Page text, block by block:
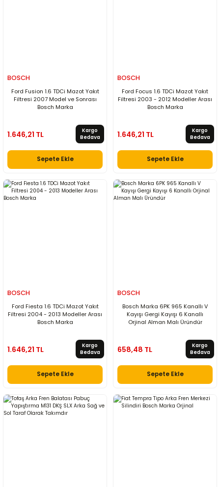
BOSCH
Ford Fusion 1.6 TDCi Mazot Yakıt
Filtresi 2007 Model ve Sonrası
Bosch Marka
1.646,21 TL
Kargo
Bedava
Sepete Ekle
BOSCH
Ford Focus 1.6 TDCi Mazot Yakıt
Filtresi 2003 - 2012 Modeller Arası
Bosch Marka
1.646,21 TL
Kargo
Bedava
Sepete Ekle
BOSCH
Ford Fiesta 1.6 TDCi Mazot Yakıt
Filtresi 2004 - 2013 Modeller Arası
Bosch Marka
1.646,21 TL
Kargo
Bedava
Sepete Ekle
BOSCH
Bosch Marka 6PK 965 Kanallı V
Kayışı Gergi Kayışı 6 Kanallı
Orjinal Alman Malı Üründür
658,48 TL
Kargo
Bedava
Sepete Ekle